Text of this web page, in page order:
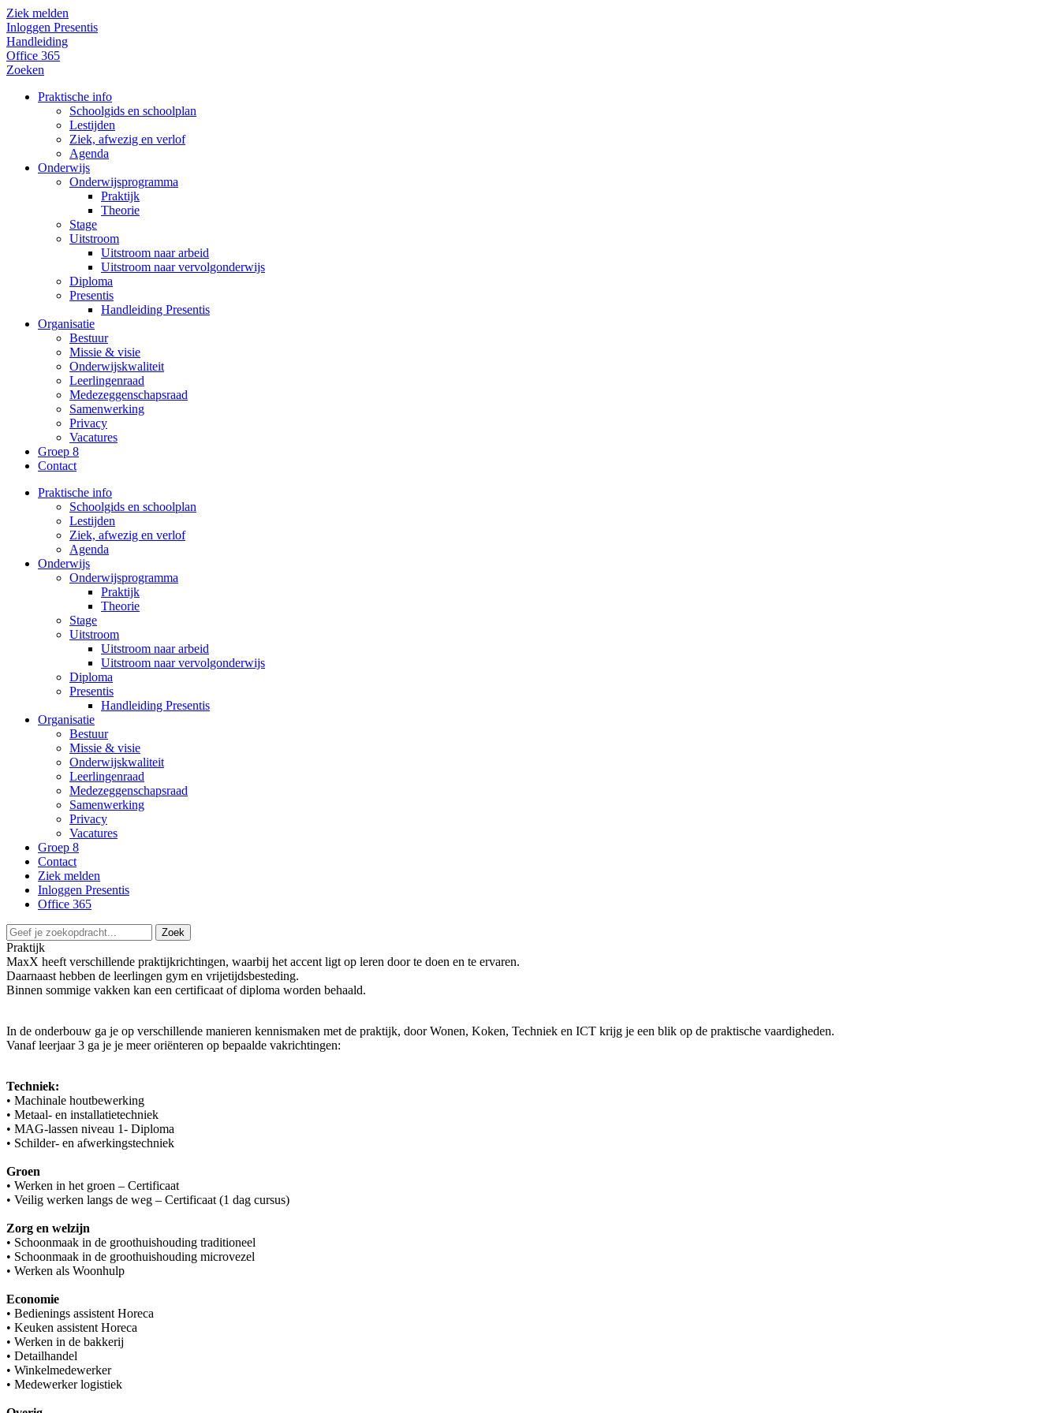
Ziek melden
Inloggen Presentis
Handleiding
Office 365
Zoeken
Praktische info
Schoolgids en schoolplan
Lestijden
Ziek, afwezig en verlof
Agenda
Onderwijs
Onderwijsprogramma
Praktijk
Theorie
Stage
Uitstroom
Uitstroom naar arbeid
Uitstroom naar vervolgonderwijs
Diploma
Presentis
Handleiding Presentis
Organisatie
Bestuur
Missie & visie
Onderwijskwaliteit
Leerlingenraad
Medezeggenschapsraad
Samenwerking
Privacy
Vacatures
Groep 8
Contact
Praktische info
Schoolgids en schoolplan
Lestijden
Ziek, afwezig en verlof
Agenda
Onderwijs
Onderwijsprogramma
Praktijk
Theorie
Stage
Uitstroom
Uitstroom naar arbeid
Uitstroom naar vervolgonderwijs
Diploma
Presentis
Handleiding Presentis
Organisatie
Bestuur
Missie & visie
Onderwijskwaliteit
Leerlingenraad
Medezeggenschapsraad
Samenwerking
Privacy
Vacatures
Groep 8
Contact
Ziek melden
Inloggen Presentis
Office 365
Zoek
Praktijk
MaxX heeft verschillende praktijkrichtingen, waarbij het accent ligt op leren door te doen en te ervaren.
Daarnaast hebben de leerlingen gym en vrijetijdsbesteding.
Binnen sommige vakken kan een certificaat of diploma worden behaald.
In de onderbouw ga je op verschillende manieren kennismaken met de praktijk, door Wonen, Koken, Techniek en ICT krijg je een blik op de praktische vaardigheden.
Vanaf leerjaar 3 ga je je meer oriënteren op bepaalde vakrichtingen:
Techniek:
• Machinale houtbewerking
• Metaal- en installatietechniek
• MAG-lassen niveau 1- Diploma
• Schilder- en afwerkingstechniek
Groen
• Werken in het groen – Certificaat
• Veilig werken langs de weg – Certificaat (1 dag cursus)
Zorg en welzijn
• Schoonmaak in de groothuishouding traditioneel
• Schoonmaak in de groothuishouding microvezel
• Werken als Woonhulp
Economie
• Bedienings assistent Horeca
• Keuken assistent Horeca
• Werken in de bakkerij
• Detailhandel
• Winkelmedewerker
• Medewerker logistiek